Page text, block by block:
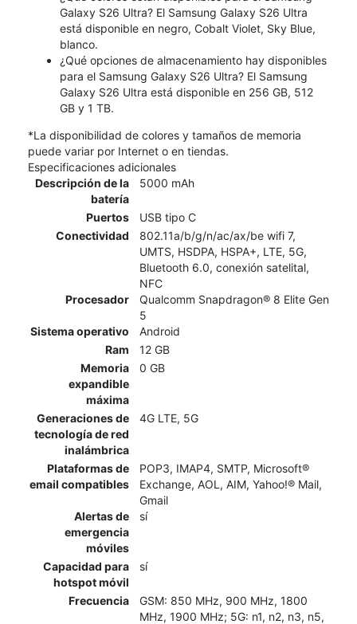
Galaxy S26 Ultra? El Samsung Galaxy S26 Ultra
está disponible en negro, Cobalt Violet, Sky Blue,
blanco.
¿Qué opciones de almacenamiento hay disponibles
para el Samsung Galaxy S26 Ultra? El Samsung
Galaxy S26 Ultra está disponible en 256 GB, 512
GB y 1 TB.
*La disponibilidad de colores y tamaños de memoria
puede variar por Internet o en tiendas.
Especificaciones adicionales
Descripción de la
batería
5000 mAh
Puertos
USB tipo C
Conectividad
802.11a/b/g/n/ac/ax/be wifi 7,
UMTS, HSDPA, HSPA+, LTE, 5G,
Bluetooth 6.0, conexión satelital,
NFC
Procesador
Qualcomm Snapdragon® 8 Elite Gen
5
Sistema operativo
Android
Ram
12 GB
Memoria
expandible
máxima
0 GB
Generaciones de
tecnología de red
inalámbrica
4G LTE, 5G
Plataformas de
email compatibles
POP3, IMAP4, SMTP, Microsoft®
Exchange, AOL, AIM, Yahoo!® Mail,
Gmail
Alertas de
emergencia
móviles
sí
Capacidad para
hotspot móvil
sí
Frecuencia
GSM: 850 MHz, 900 MHz, 1800
MHz, 1900 MHz; 5G: n1, n2, n3, n5,